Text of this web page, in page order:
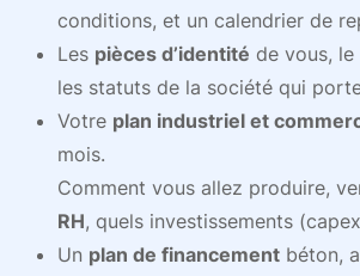
conditions, et un calendrier de
Les pièces d’identité de vous, le
les statuts de la société qui
Votre plan industriel et
mois.
Comment vous allez produire,
RH, quels investissements
Un plan de financement béton,